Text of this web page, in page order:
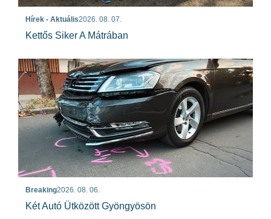
Hírek - Aktuális2026. 08. 07.
Kettős Siker A Mátrában
Breaking2026. 08. 06.
Két Autó Ütközött Gyöngyösön